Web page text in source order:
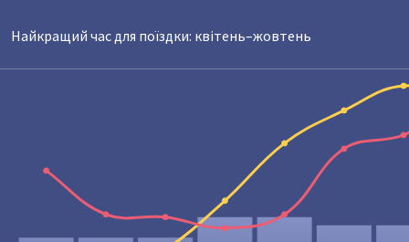
Найкращий час для поїздки: квітень–жовтень